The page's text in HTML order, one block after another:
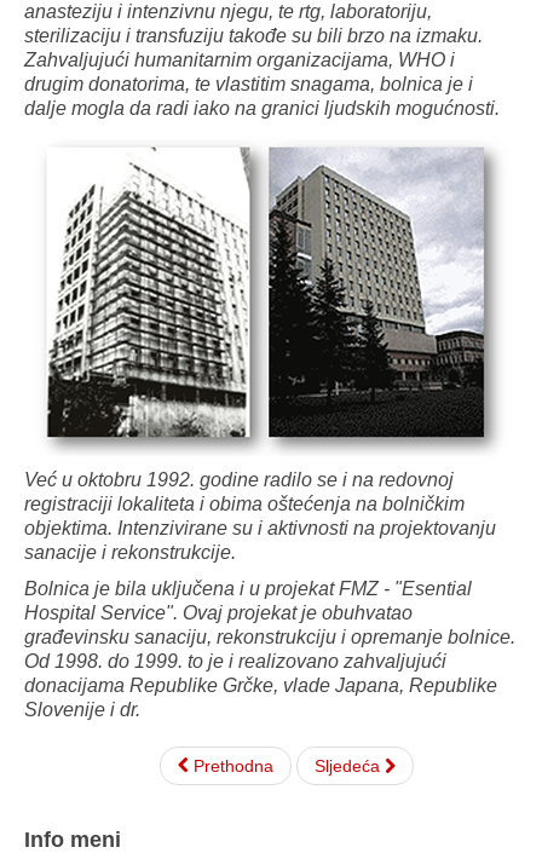
anasteziju i intenzivnu njegu, te rtg, laboratoriju,
sterilizaciju i transfuziju takođe su bili brzo na izmaku.
Zahvaljujući humanitarnim organizacijama, WHO i
drugim donatorima, te vlastitim snagama, bolnica je i
dalje mogla da radi iako na granici ljudskih mogućnosti.
Već u oktobru 1992. godine radilo se i na redovnoj
registraciji lokaliteta i obima oštećenja na bolničkim
objektima. Intenzivirane su i aktivnosti na projektovanju
sanacije i rekonstrukcije.
Bolnica je bila uključena i u projekat FMZ - "Esential
Hospital Service". Ovaj projekat je obuhvatao
građevinsku sanaciju, rekonstrukciju i opremanje bolnice.
Od 1998. do 1999. to je i realizovano zahvaljujući
donacijama Republike Grčke, vlade Japana, Republike
Slovenije i dr.
Prethodna Sljedeća
Info meni